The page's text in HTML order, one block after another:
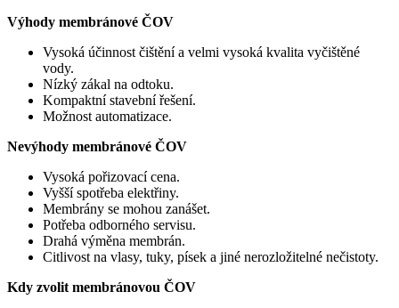
Výhody membránové ČOV
Vysoká účinnost čištění a velmi vysoká kvalita vyčištěné
vody.
Nízký zákal na odtoku.
Kompaktní stavební řešení.
Možnost automatizace.
Nevýhody membránové ČOV
Vysoká pořizovací cena.
Vyšší spotřeba elektřiny.
Membrány se mohou zanášet.
Potřeba odborného servisu.
Drahá výměna membrán.
Citlivost na vlasy, tuky, písek a jiné nerozložitelné nečistoty.
Kdy zvolit membránovou ČOV